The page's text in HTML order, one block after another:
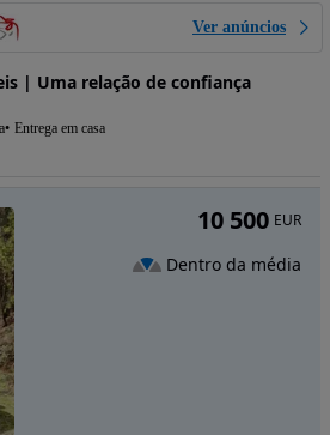
Ver anúncios
| Uma relação de confiança
Entrega em casa
10 500 EUR
Dentro da média